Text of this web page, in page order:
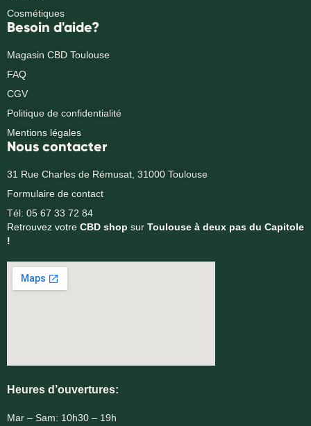
Cosmétiques
Besoin d'aide?
Magasin CBD Toulouse
FAQ
CGV
Politique de confidentialité
Mentions légales
Nous contacter
31 Rue Charles de Rémusat, 31000 Toulouse
Formulaire de contact
Tél: 05 67 33 72 84
Retrouvez votre CBD shop sur Toulouse à deux pas du Capitole
!
Heures d’ouvertures:
Mar – Sam: 10h30 – 19h